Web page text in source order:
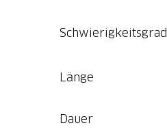
Schwierigkeitsgrad
Länge
Dauer